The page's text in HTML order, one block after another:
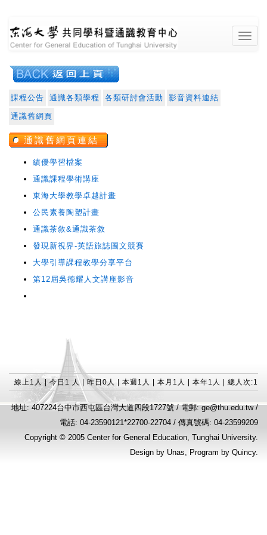
東海大學共同學
科暨通識教育中
課程公告 通識各類學程 各類研討會活動 影音資料連結
通識舊網頁
通識舊網頁連結
績優學習檔案
通識課程學術講座
東海大學教學卓越計畫
公民素養陶塑計畫
通識茶敘&通識茶敘
發現新視界‐英語旅誌圖文競賽
大學引導課程教學分享平台
第12屆吳德耀人文講座影音
線上1人 | 今日1 人 | 昨日0人 | 本週1人 | 本月1人 | 本年1人 | 總人次:1
地址: 407224台中市西屯區台灣大道四段1727號 / 電郵: ge@thu.edu.tw /
電話: 04-23590121*22700-22704 / 傳真號碼: 04-23599209
Copyright © 2005 Center for General Education, Tunghai University.
Design by Unas, Program by Quincy.